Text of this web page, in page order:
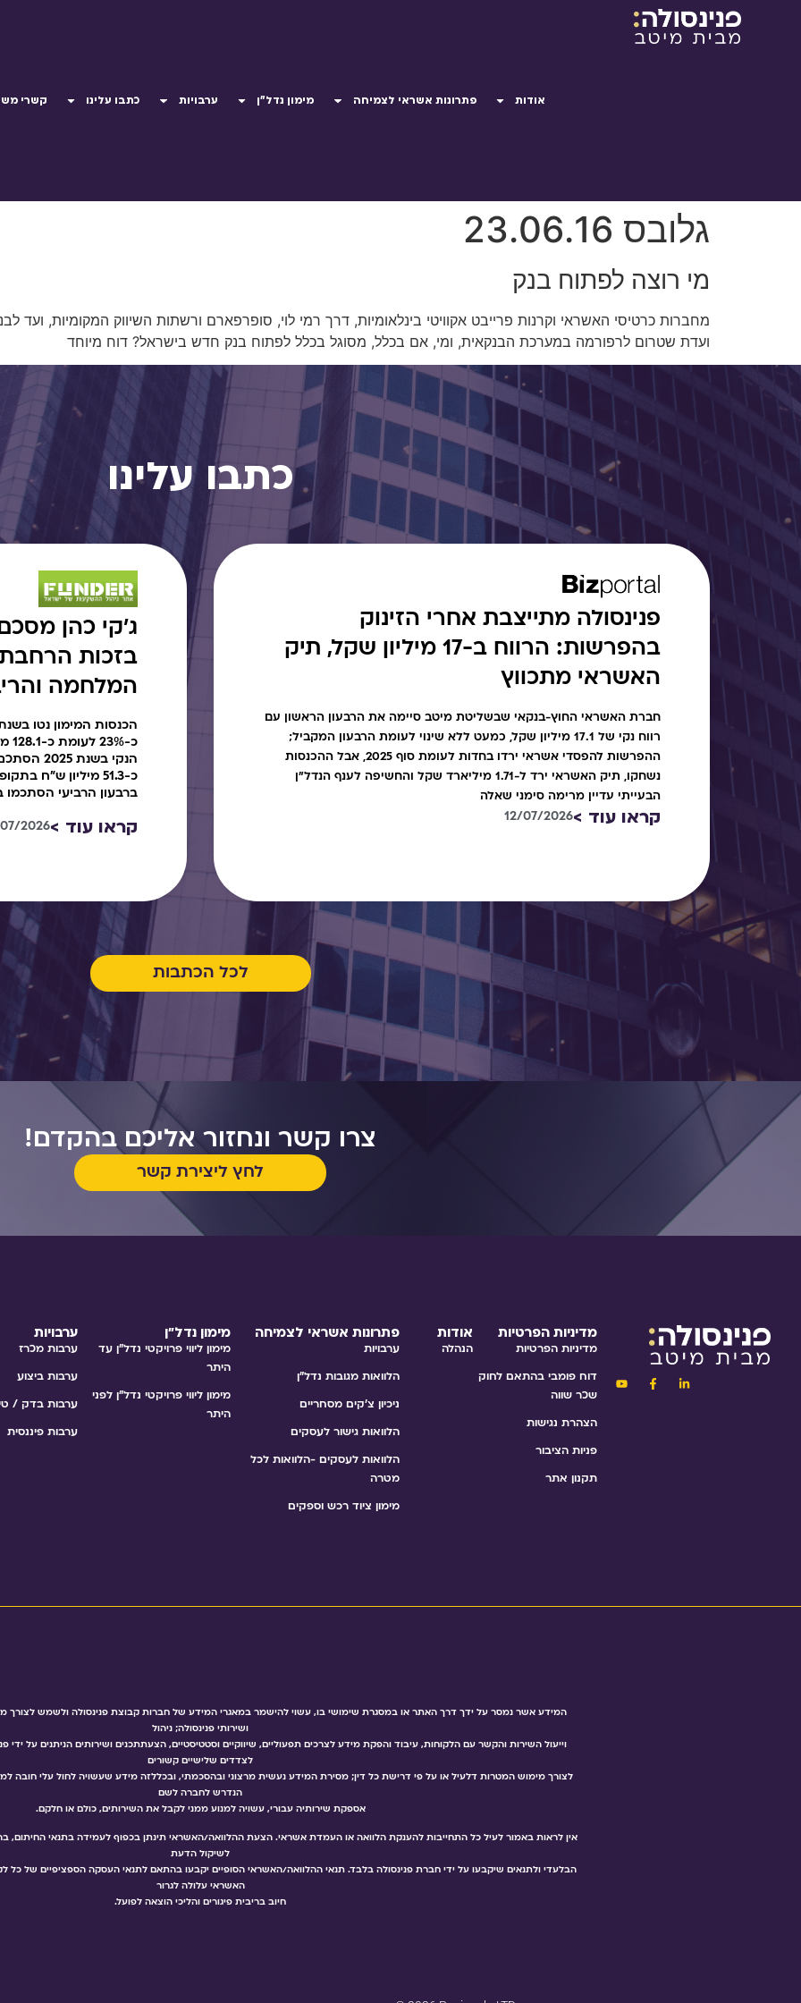
אודות פתרונות אשראי לצמיחה מימון נדל"ן ערבויות כתבו עלינו קשרי
גלובס 23.06.16
מי רוצה לפתוח בנק
ועדת שטרום לרפורמה במערכת הבנקאית, ומי, אם בכלל, מסוגל בכלל לפתוח בנק חדש בישראל? דוח מיוחד
כתבו עלינו
פנינסולה מתייצבת אחרי הזינוק
בהפרשות: הרווח ב-17 מיליון שקל, תיק
האשראי מתכווץ
חברת האשראי החוץ-בנקאי שבשליטת מיטב סיימה את הרבעון הראשון עם
רווח נקי של 17.1 מיליון שקל, כמעט ללא שינוי לעומת הרבעון המקביל;
ההפרשות להפסדי אשראי ירדו בחדות לעומת סוף 2025, אבל ההכנסות
נשחקו, תיק האשראי ירד ל-1.71 מיליארד שקל והחשיפה לענף הנדל"ן
הבעייתי עדיין מרימה סימני שאלה
קראו עוד >12/07/2026
בזכות
המלחמה
כ-
כ-51.3 מיליון ש"ח
ברבעון הרביעי הסתכמו בכ-41.6
קראו עוד >2026
לכל הכתבות
צרו קשר ונחזור אליכם בהקדם!
לחץ ליצירת קשר
מדיניות הפרטיות
מדיניות הפרטיות
דוח פומבי בהתאם לחוק
שכר שווה
הצהרת נגישות
פניות הציבור
תקנון אתר
אודות
הנהלה
פתרונות אשראי לצמיחה
ערבויות
הלוואות מגובות נדל״ן
ניכיון צ׳קים מסחריים
הלוואות גישור לעסקים
הלוואות לעסקים -הלוואות לכל
מטרה
מימון ציוד רכש וספקים
מימון נדל״ן
מימון ליווי פרויקטי נדל"ן עד
היתר
מימון ליווי פרויקטי נדל"ן לפני
היתר
ערבויות
ערבות מכרז
ערבות ביצוע
ערבות בדק /
ערבות פיננסית
המידע אשר נמסר על ידך דרך האתר או במסגרת שימושי בו, עשוי להישמר במאגרי המידע של חברות קבוצת פנינסולה ולשמש לצורך מתן
ושירותי פנינסולה; ניהול
וייעול השירות והקשר עם הלקוחות, עיבוד והפקת מידע לצרכים תפעוליים, שיווקיים וסטטיסטיים, הצעתתכנים ושירותים הניתנים על ידי
לצדדים שלישיים קשורים
לצורך מימוש המטרות דלעיל או על פי דרישת כל דין; מסירת המידע נעשית מרצוני ובהסכמתי, ובכללזה מידע שעשויה לחול עלי חובה
הנדרש לחברה לשם
אספקת שירותיה עבורי, עשויה למנוע ממני לקבל את השירותים, כולם או חלקם.
אין לראות באמור לעיל כל התחייבות להענקת הלוואה או העמדת אשראי. הצעת ההלוואה/האשראי תינתן בכפוף לעמידה בתנאי החיתום,
לשיקול הדעת
הבלעדי ולתנאים שיקבעו על ידי חברת פנינסולה בלבד. תנאי ההלוואה/האשראי הסופיים יקבעו בהתאם לתנאי העסקה הספציפיים של כל
האשראי עלולה לגרור
חיוב בריבית פיגורים והליכי הוצאה לפועל.